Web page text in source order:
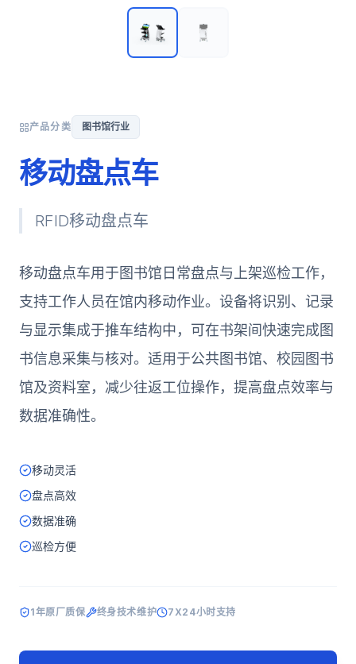
产品分类 图书馆行业
移动盘点车
RFID移动盘点车
移动盘点车用于图书馆日常盘点与上架巡检工作，
支持工作人员在馆内移动作业。设备将识别、记录
与显示集成于推车结构中，可在书架间快速完成图
书信息采集与核对。适用于公共图书馆、校园图书
馆及资料室，减少往返工位操作，提高盘点效率与
数据准确性。
移动灵活
盘点高效
数据准确
巡检方便
1年原厂质保 终身技术维护 7X24小时支持